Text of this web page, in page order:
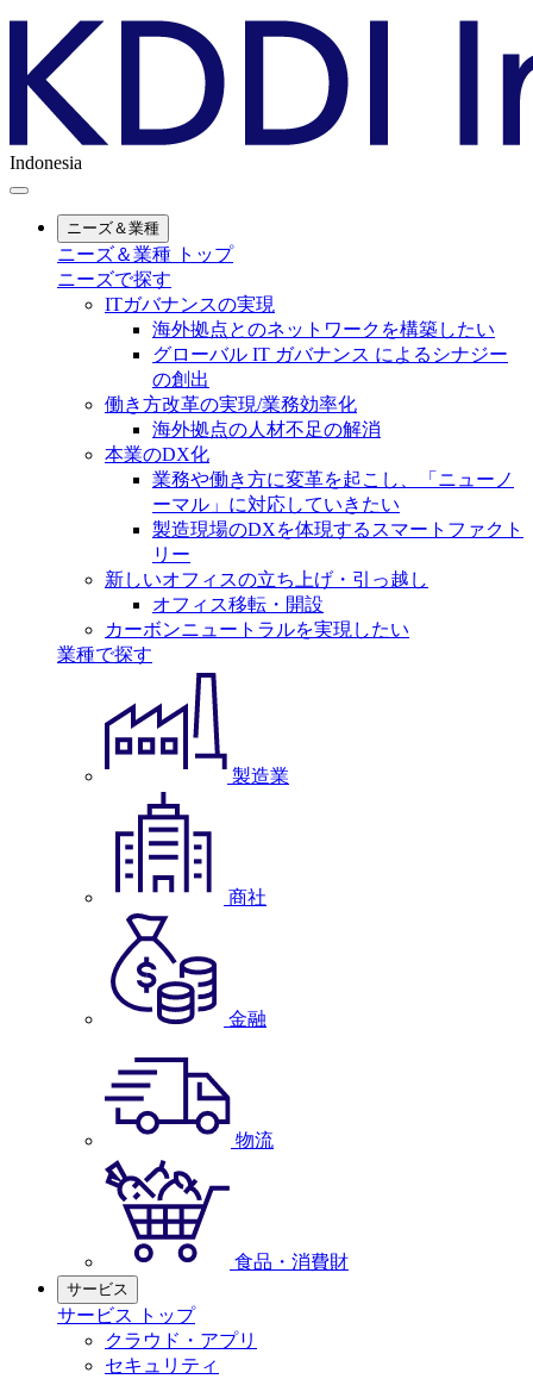
Indonesia
ニーズ＆業種
ニーズ＆業種 トップ
ニーズで探す
ITガバナンスの実現
海外拠点とのネットワークを構築したい
グローバル IT ガバナンス によるシナジー
の創出
働き方改革の実現/業務効率化
海外拠点の人材不足の解消
本業のDX化
業務や働き方に変革を起こし、「ニューノ
ーマル」に対応していきたい
製造現場のDXを体現するスマートファクト
リー
新しいオフィスの立ち上げ・引っ越し
オフィス移転・開設
カーボンニュートラルを実現したい
業種で探す
製造業
商社
金融
物流
食品・消費財
サービス
サービス トップ
クラウド・アプリ
セキュリティ